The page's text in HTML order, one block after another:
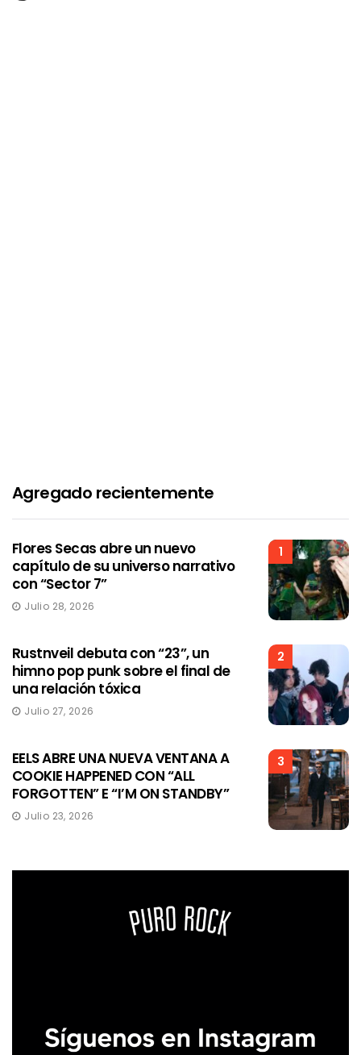
Agregado recientemente
1
Flores Secas abre un nuevo
capítulo de su universo narrativo
con “Sector 7”
Julio 28, 2026
2
Rustnveil debuta con “23”, un
himno pop punk sobre el final de
una relación tóxica
Julio 27, 2026
3
EELS ABRE UNA NUEVA VENTANA A
COOKIE HAPPENED CON “ALL
FORGOTTEN” E “I’M ON STANDBY”
Julio 23, 2026